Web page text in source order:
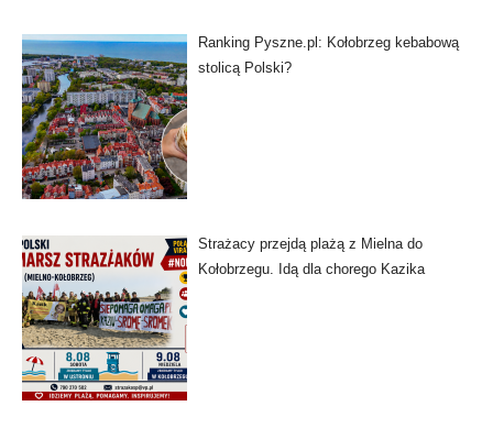
Ranking Pyszne.pl: Kołobrzeg kebabową
stolicą Polski?
Strażacy przejdą plażą z Mielna do
Kołobrzegu. Idą dla chorego Kazika